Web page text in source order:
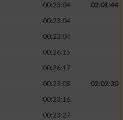
00:23:04
02:01:44
00:23:04
00:23:04
00:26:15
00:26:17
00:23:08
02:02:30
00:23:16
00:23:27